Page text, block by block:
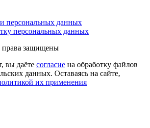
персональных данных
персональных данных
защищены
вы даёте согласие на обработку файлов
данных. Оставаясь на сайте,
их применения